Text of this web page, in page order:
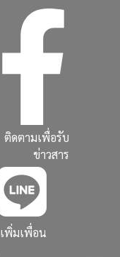
ติดตามเพื่อรับ
ข่าวสาร
เพิ่มเพื่อน